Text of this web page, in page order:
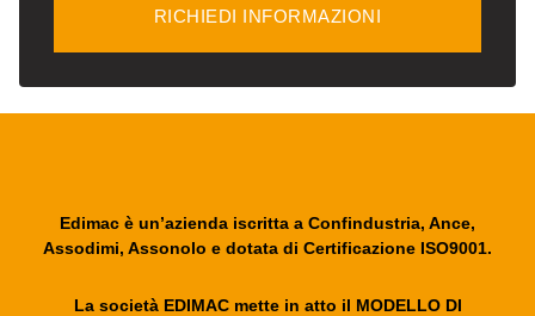
RICHIEDI INFORMAZIONI
Edimac è un’azienda iscritta a Confindustria, Ance,
Assodimi, Assonolo e dotata di Certificazione ISO9001.
La società EDIMAC mette in atto il MODELLO DI